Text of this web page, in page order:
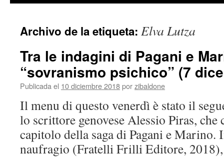
Archivo de la etiqueta: Elva Lutza
Tra le indagini di Pagani e
“sovranismo psichico” (7
Publicada el 10 diciembre 2018porzibaldone
Il menu di questo venerdì è stato il
lo scrittore genovese Alessio Piras, che
capitolo della saga di Pagani e
naufragio (Fratelli Frilli Editore,